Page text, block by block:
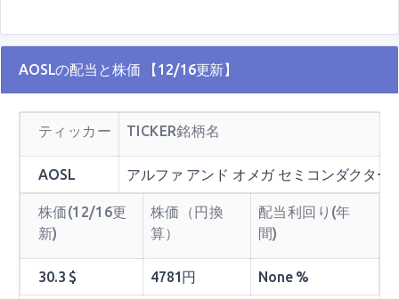
AOSLの配当と株価 【12/16更新】
ティッカー TICKER銘柄名
AOSL アルファ アンド オメガ セミコンダクター
株価(12/16更
新)
株価（円換
算）
配当利回り(年
間)
30.3 $ 4781円 None %